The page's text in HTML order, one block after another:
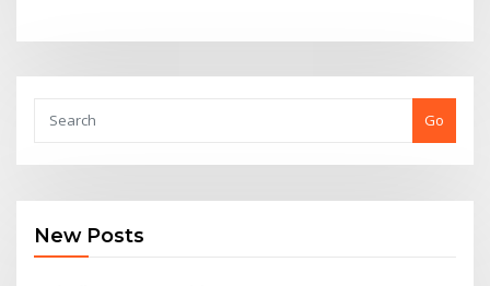
Go
New Posts